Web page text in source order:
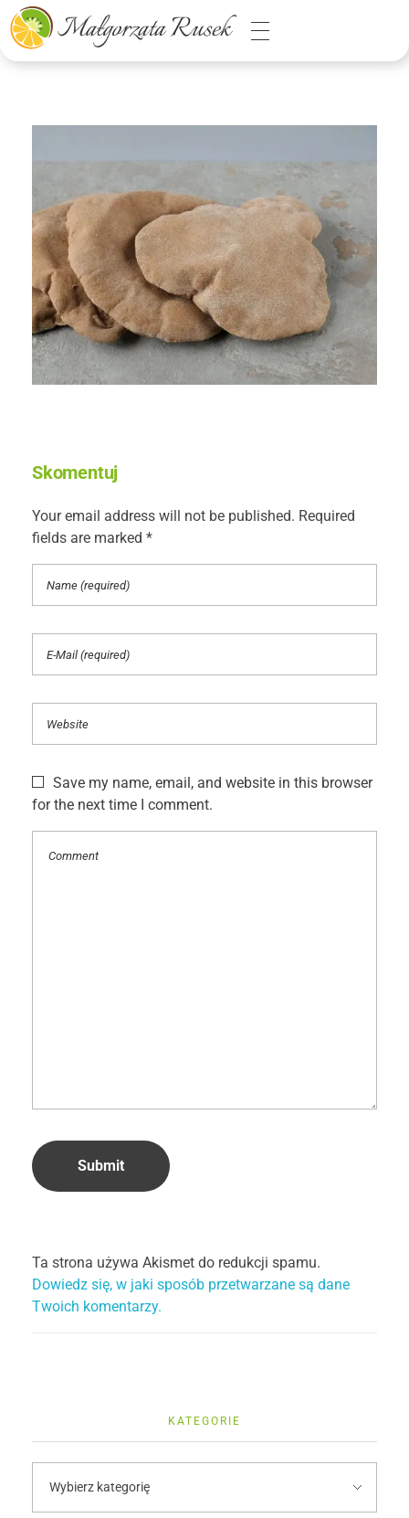
Małgorzata Rusek - dietetyk z pasją
Dietetyka kliniczna & Psychodietetyka
Skomentuj
Your email address will not be published. Required
fields are marked *
Save my name, email, and website in this browser
for the next time I comment.
Ta strona używa Akismet do redukcji spamu.
Dowiedz się, w jaki sposób przetwarzane są dane
Twoich komentarzy.
KATEGORIE